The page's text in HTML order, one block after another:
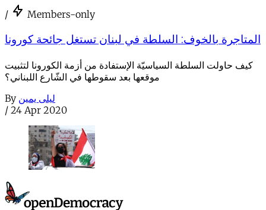
/ Members-only
المتاجرة بالخوف: السلطة في لبنان تستغل جائحة كورونا
كيف حاولت السلطة السياسيّة الإستفادة من أزمة الكورونا لتثبيت
موقعها بعد سقوطها في الشّارع اللبناني؟
By ليلى يمين
/ 24 Apr 2020